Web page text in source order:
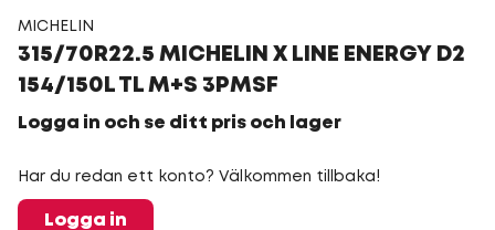
MICHELIN
315/70R22.5 MICHELIN X LINE ENERGY D2
154/150L TL M+S 3PMSF
Logga in och se ditt pris och lager
Har du redan ett konto? Välkommen tillbaka!
Logga in